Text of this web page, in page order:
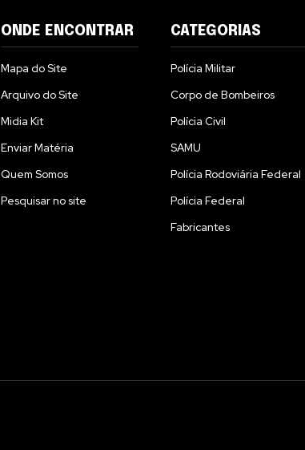
ONDE ENCONTRAR
Mapa do Site
Arquivo do Site
Midia Kit
Enviar Matéria
Quem Somos
Pesquisar no site
CATEGORIAS
Polícia Militar
Corpo de Bombeiros
Polícia Civil
SAMU
Polícia Rodoviária Federal
Polícia Federal
Fabricantes